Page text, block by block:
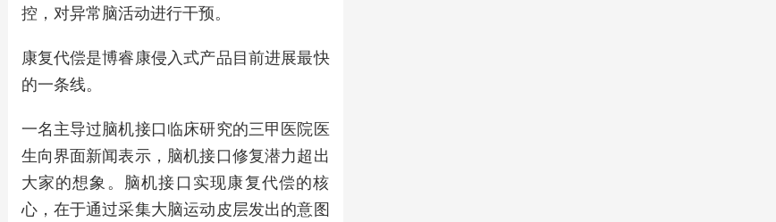
控，对异常脑活动进行干预。
康复代偿是博睿康侵入式产品目前进展最快
的一条线。
一名主导过脑机接口临床研究的三甲医院医
生向界面新闻表示，脑机接口修复潜力超出
大家的想象。脑机接口实现康复代偿的核
心，在于通过采集大脑运动皮层发出的意图